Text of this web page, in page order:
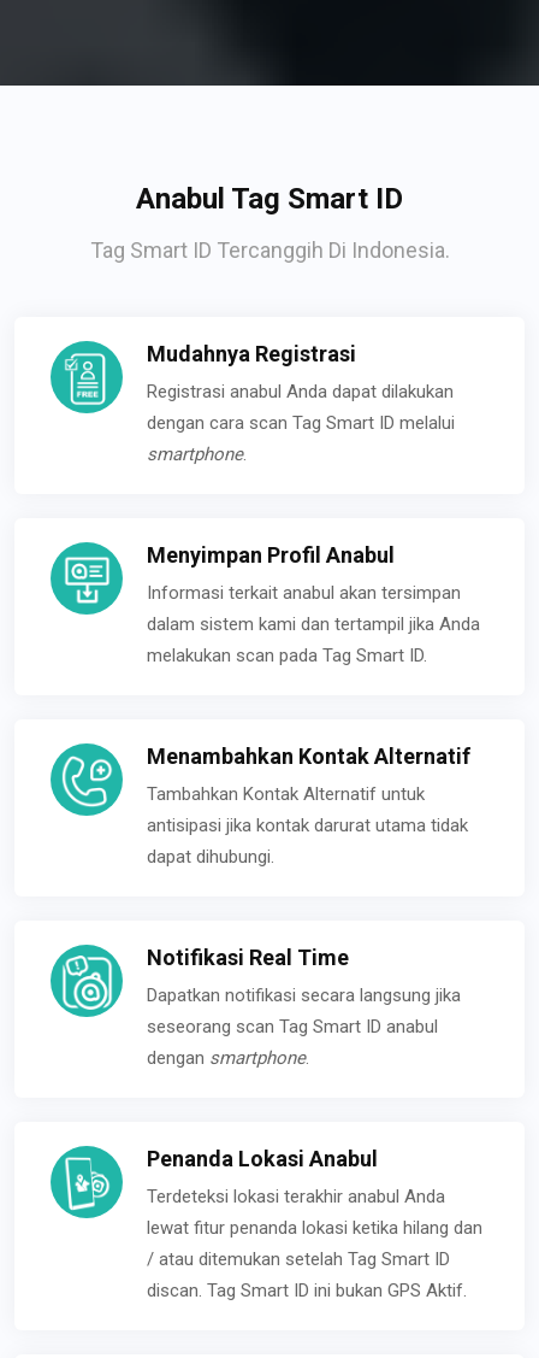
Anabul Tag Smart ID
Tag Smart ID Tercanggih Di Indonesia.
Mudahnya Registrasi
Registrasi anabul Anda dapat dilakukan
dengan cara scan Tag Smart ID melalui
smartphone.
Menyimpan Profil Anabul
Informasi terkait anabul akan tersimpan
dalam sistem kami dan tertampil jika Anda
melakukan scan pada Tag Smart ID.
Menambahkan Kontak Alternatif
Tambahkan Kontak Alternatif untuk
antisipasi jika kontak darurat utama tidak
dapat dihubungi.
Notifikasi Real Time
Dapatkan notifikasi secara langsung jika
seseorang scan Tag Smart ID anabul
dengan smartphone.
Penanda Lokasi Anabul
Terdeteksi lokasi terakhir anabul Anda
lewat fitur penanda lokasi ketika hilang dan
/ atau ditemukan setelah Tag Smart ID
discan. Tag Smart ID ini bukan GPS Aktif.